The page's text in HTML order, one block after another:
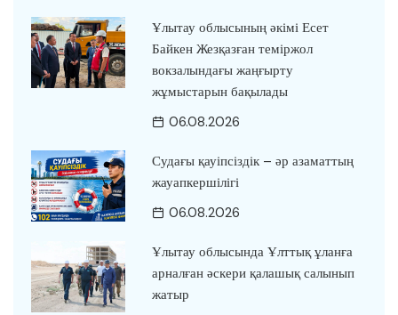
Ұлытау облысының әкімі Есет
Байкен Жезқазған теміржол
вокзалындағы жаңғырту
жұмыстарын бақылады
06.08.2026
Судағы қауіпсіздік – әр азаматтың
жауапкершілігі
06.08.2026
Ұлытау облысында Ұлттық ұланға
арналған әскери қалашық салынып
жатыр